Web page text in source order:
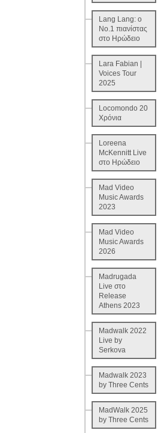
Lang Lang: o
No.1 πιανίστας
στο Ηρώδειο
Lara Fabian |
Voices Tour
2025
Locomondo 20
Χρόνια
Loreena
McKennitt Live
στο Ηρώδειο
Mad Video
Music Awards
2023
Mad Video
Music Awards
2026
Madrugada
Live στο
Release
Athens 2023
Madwalk 2022
Live by
Serkova
Madwalk 2023
by Three Cents
MadWalk 2025
by Three Cents